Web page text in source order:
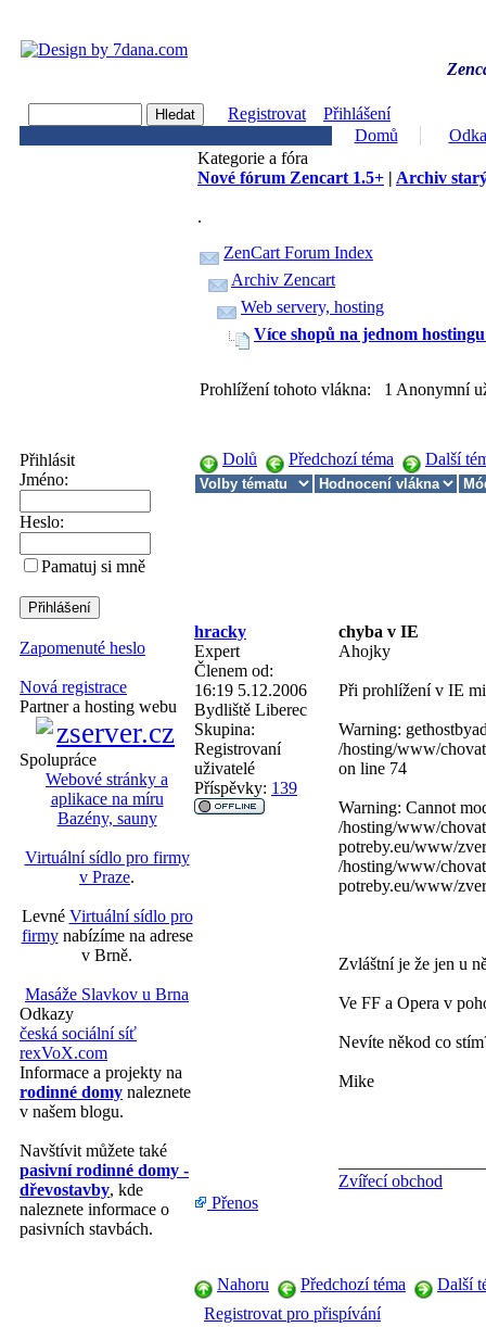
Registrovat
Přihlášení
Domů
Přihlásit
Jméno:
Heslo:
Pamatuj si mně
Zapomenuté heslo
Nová registrace
Partner a hosting webu
Spolupráce
Webové stránky a
aplikace na míru
Bazény, sauny
Virtuální sídlo pro firmy
v Praze.
Levné Virtuální sídlo pro
firmynabízíme na adrese
v Brně.
Masáže Slavkov u Brna
Odkazy
česká sociální síť
rexVoX.com
Informace a projekty na
rodinné domy naleznete
v našem blogu.
Navštívit můžete také
pasivní rodinné domy -
dřevostavby, kde
naleznete informace o
pasivních stavbách.
Kategorie a fóra
Nové fórum Zencart 1.5+ | Archiv
.
ZenCart Forum Index
Archiv Zencart
Web servery, hosting
Více shopů na jednom
Prohlížení tohoto vlákna: 1 Anonymní
Dolů Předchozí téma Další
hracky
chyba v IE
Expert
Členem od:
16:19 5.12.2006
Bydliště Liberec
Skupina:
Registrovaní
uživatelé
Příspěvky: 139
Ahojky
Při prohlížení v IE
Warning:
/hosting/www/
on line 74
Warning: Cannot
/hosting/www/
potreby.eu/www/
/hosting/www/
potreby.eu/www/
Zvláštní je že jen u
Ve FF a Opera v
Nevíte někod co
Mike
Zvířecí obchod
Přenos
Nahoru Předchozí téma
Další
Registrovat pro přispívání